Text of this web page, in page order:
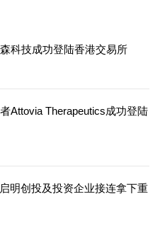
科技成功登陆香港交易所
Attovia Therapeutics成功登陆
明创投及投资企业接连拿下重